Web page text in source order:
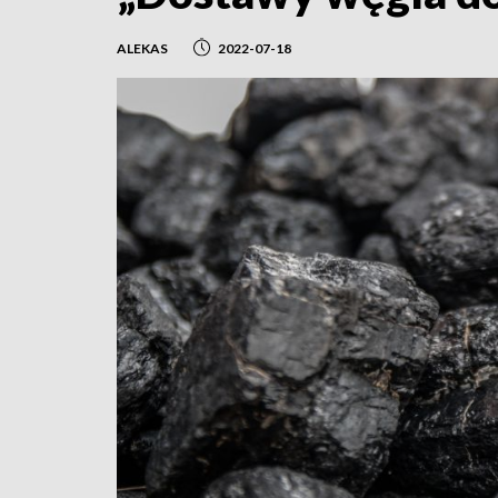
ALEKAS 2022-07-18